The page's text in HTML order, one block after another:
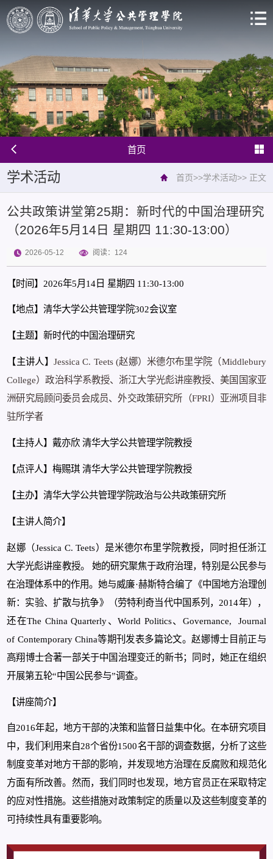
首页
学术活动 首页>>学术活动>>正文
公共政策讲堂第25期：新时代的中国治理研究
（2026年5月14日 星期四 11:30-13:00）
2026-05-12 阅读： 124
【时间】2026年5月14日 星期四 11:30-13:00
【地点】清华大学公共管理学院302会议室
【主题】新时代的中国治理研究
【主讲人】 Jessica C. Teets (赵娜）米德尔布里学院（Middlebury
College）政治科学系教授、浙江大学光彪讲座教授、美国国家亚
洲研究局顾问委员会成员、外交政策研究所（FPRI）亚洲项目非
驻所学者
【主持人】戴亦欣 清华大学公共管理学院教授
【点评人】梅赐琪 清华大学公共管理学院教授
【主办】清华大学公共管理学院政治与公共政策研究所
【主讲人简介】
赵娜（Jessica C. Teets）是米德尔布里学院教授，同时担任浙江
大学光彪讲座教授。 她的研究聚焦于政府治理，特别是公民参与
在治理体系中的作用。她与威廉·赫斯特合编了《中国地方治理创
新：实验、扩散与抗争》（劳特利奇当代中国系列，2014年），
还在The China Quarterly、World Politics、Governance, Journal
of Contemporary China等期刊发表多篇论文。赵娜博士目前正与
高翔博士合著一部关于中国治理变迁的新书；同时，她正在组织
开展第五轮“中国公民参与”调查。
【讲座简介】
自2016年起，地方干部的决策和监督日益集中化。在本研究项目
中，我们利用来自28个省份1500名干部的调查数据，分析了这些
制度变革对地方干部的影响，并发现地方治理在反腐败和规范化
方面有所改善。然而，我们同时也发现，地方官员正在采取特定
的应对性措施。这些措施对政策制定的质量以及这些制度变革的
可持续性具有重要影响。